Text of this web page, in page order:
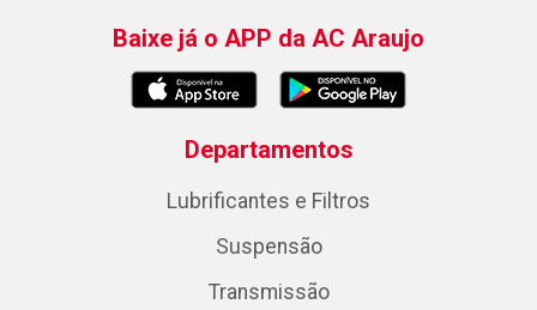
Baixe já o APP da AC Araujo
Departamentos
Lubrificantes e Filtros
Suspensão
Transmissão